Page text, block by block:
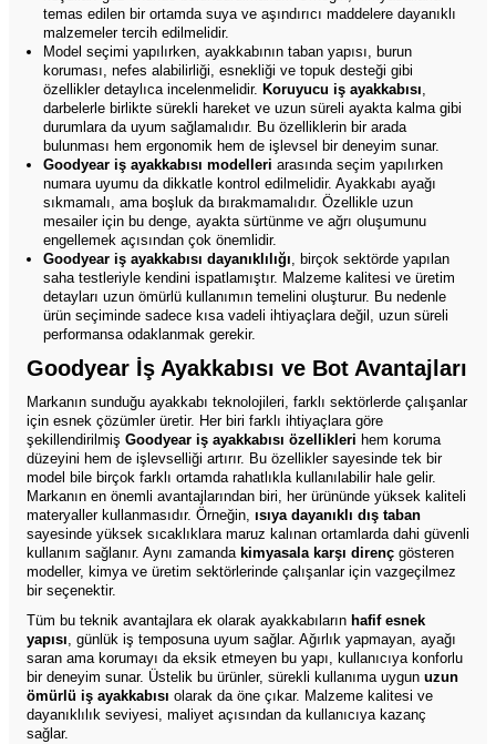
temas edilen bir ortamda suya ve aşındırıcı maddelere dayanıklı
malzemeler tercih edilmelidir.
Model seçimi yapılırken, ayakkabının taban yapısı, burun
koruması, nefes alabilirliği, esnekliği ve topuk desteği gibi
özellikler detaylıca incelenmelidir. Koruyucu iş ayakkabısı,
darbelerle birlikte sürekli hareket ve uzun süreli ayakta kalma gibi
durumlara da uyum sağlamalıdır. Bu özelliklerin bir arada
bulunması hem ergonomik hem de işlevsel bir deneyim sunar.
Goodyear iş ayakkabısı modelleri arasında seçim yapılırken
numara uyumu da dikkatle kontrol edilmelidir. Ayakkabı ayağı
sıkmamalı, ama boşluk da bırakmamalıdır. Özellikle uzun
mesailer için bu denge, ayakta sürtünme ve ağrı oluşumunu
engellemek açısından çok önemlidir.
Goodyear iş ayakkabısı dayanıklılığı, birçok sektörde yapılan
saha testleriyle kendini ispatlamıştır. Malzeme kalitesi ve üretim
detayları uzun ömürlü kullanımın temelini oluşturur. Bu nedenle
ürün seçiminde sadece kısa vadeli ihtiyaçlara değil, uzun süreli
performansa odaklanmak gerekir.
Goodyear İş Ayakkabısı ve Bot Avantajları
Markanın sunduğu ayakkabı teknolojileri, farklı sektörlerde çalışanlar
için esnek çözümler üretir. Her biri farklı ihtiyaçlara göre
şekillendirilmiş Goodyear iş ayakkabısı özellikleri hem koruma
düzeyini hem de işlevselliği artırır. Bu özellikler sayesinde tek bir
model bile birçok farklı ortamda rahatlıkla kullanılabilir hale gelir.
Markanın en önemli avantajlarından biri, her ürününde yüksek kaliteli
materyaller kullanmasıdır. Örneğin, ısıya dayanıklı dış taban
sayesinde yüksek sıcaklıklara maruz kalınan ortamlarda dahi güvenli
kullanım sağlanır. Aynı zamanda kimyasala karşı direnç gösteren
modeller, kimya ve üretim sektörlerinde çalışanlar için vazgeçilmez
bir seçenektir.
Tüm bu teknik avantajlara ek olarak ayakkabıların hafif esnek
yapısı, günlük iş temposuna uyum sağlar. Ağırlık yapmayan, ayağı
saran ama korumayı da eksik etmeyen bu yapı, kullanıcıya konforlu
bir deneyim sunar. Üstelik bu ürünler, sürekli kullanıma uygun uzun
ömürlü iş ayakkabısı olarak da öne çıkar. Malzeme kalitesi ve
dayanıklılık seviyesi, maliyet açısından da kullanıcıya kazanç
sağlar.